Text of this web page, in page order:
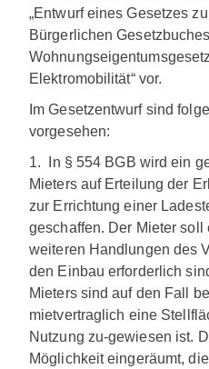
„Entwurf eines Gesetzes
Bürgerlichen
Elektromobilität“ vor.
Im Gesetzentwurf sind
vorgesehen:
1. In § 554 BGB wird ein
Mieters auf Erteilung der
zur Errichtung einer
geschaffen. Der Mieter
weiteren Handlungen des
den Einbau erforderlich
Mieters sind auf den Fall
mietvertraglich eine
Nutzung zu-gewiesen ist.
Möglichkeit eingeräumt,